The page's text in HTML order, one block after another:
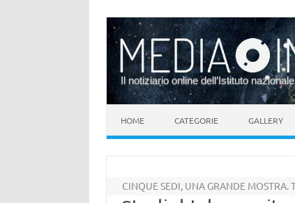
Il notiziario online dell’Istituto
HOME CATEGORIE GALLERY
CINQUE SEDI, UNA GRANDE MOSTRA.